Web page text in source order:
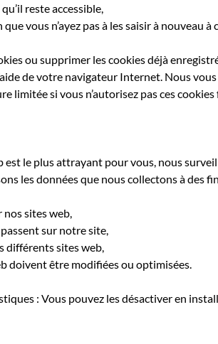
reste accessible,
vous n’ayez pas à les saisir à nouveau à
ou supprimer les cookies déjà
de votre navigateur Internet. Nous
limitée si vous n’autorisez pas ces
le plus attrayant pour vous, nous
les données que nous collectons à des
sites web,
sur notre site,
différents sites web,
doivent être modifiées ou optimisées.
: Vous pouvez les désactiver en